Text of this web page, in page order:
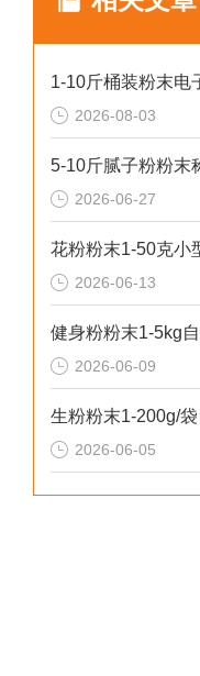
2026-08-03
2026-06-27
2026-06-13
2026-06-09
2026-06-05